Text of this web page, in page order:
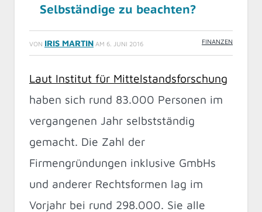
Selbständige zu beachten?
VON IRIS MARTIN AM 6. JUNI 2016 FINANZEN
Laut Institut für Mittelstandsforschung
haben sich rund 83.000 Personen im
vergangenen Jahr selbstständig
gemacht. Die Zahl der
Firmengründungen inklusive GmbHs
und anderer Rechtsformen lag im
Vorjahr bei rund 298.000. Sie alle